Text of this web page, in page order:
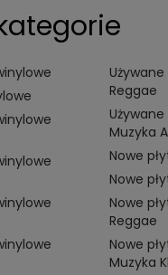
Reggae
Muzyka
Nowe
Nowe
Nowe
Reggae
Nowe
Muzyka